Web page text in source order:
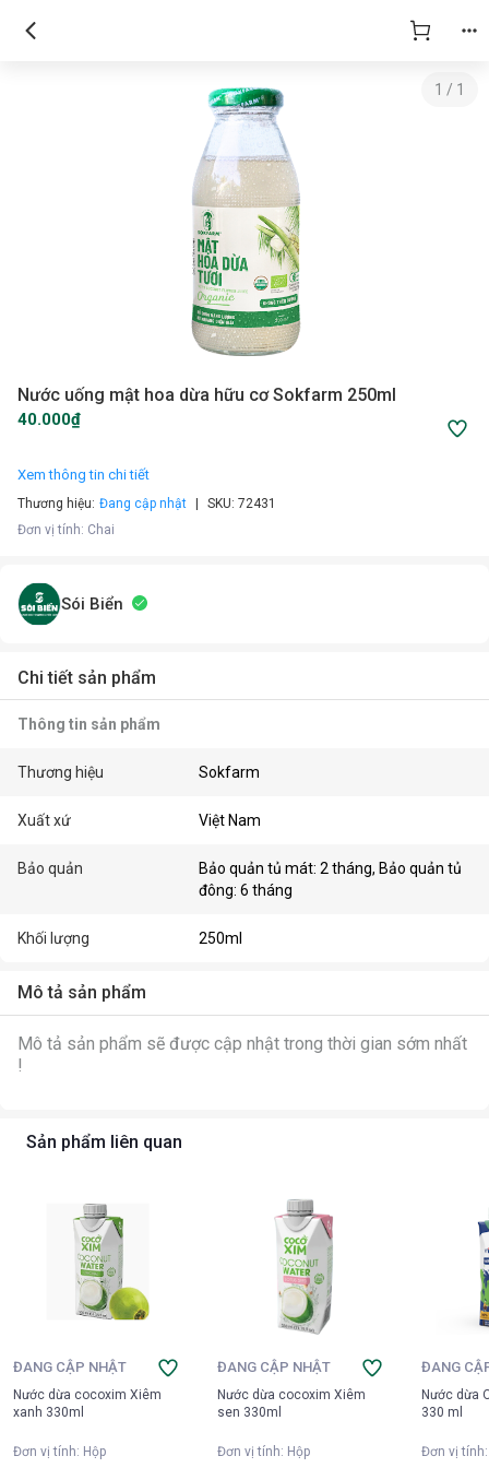
1 / 1
Nước uống mật hoa dừa hữu cơ Sokfarm 250ml
40.000₫
Xem thông tin chi tiết
Thương hiệu: Đang cập nhật SKU: 72431
Đơn vị tính: Chai
Sói Biển
Chi tiết sản phẩm
Thông tin sản phẩm
Thương hiệu Sokfarm
Xuất xứ Việt Nam
Bảo quản
Bảo quản tủ mát: 2 tháng, Bảo quản tủ
đông: 6 tháng
Khối lượng 250ml
Mô tả sản phẩm
Mô tả sản phẩm sẽ được cập nhật trong thời gian sớm nhất
!
Sản phẩm liên quan
ĐANG CẬP NHẬT
Nước dừa cocoxim Xiêm
xanh 330ml
Đơn vị tính: Hộp
ĐANG CẬP NHẬT
Nước dừa cocoxim Xiêm
sen 330ml
Đơn vị tính: Hộp
ĐANG
Nước dừa
330 ml
Đơn vị tính